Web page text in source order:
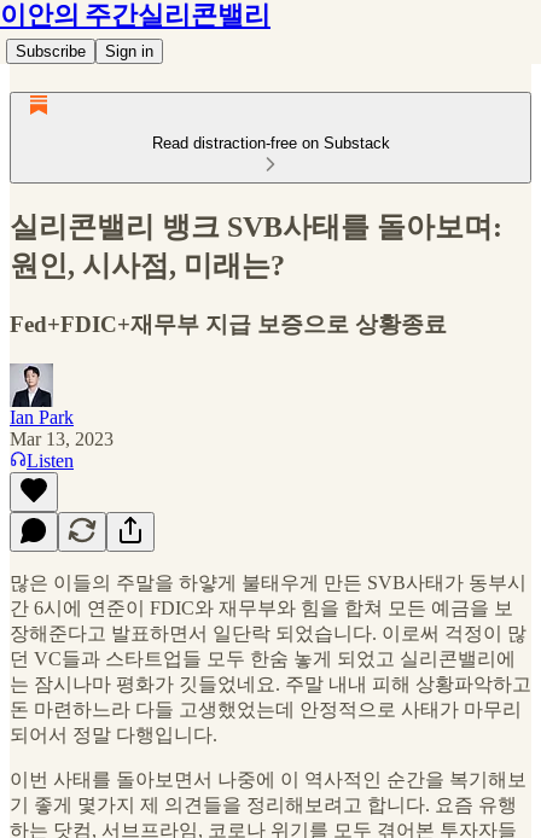
이안의 주간실리콘밸리
Subscribe Sign in
Read distraction-free on Substack
실리콘밸리 뱅크 SVB사태를 돌아보며:
원인, 시사점, 미래는?
Fed+FDIC+재무부 지급 보증으로 상황종료
Ian Park
Mar 13, 2023
Listen
많은 이들의 주말을 하얗게 불태우게 만든 SVB사태가 동부시
간 6시에 연준이 FDIC와 재무부와 힘을 합쳐 모든 예금을 보
장해준다고 발표하면서 일단락 되었습니다. 이로써 걱정이 많
던 VC들과 스타트업들 모두 한숨 놓게 되었고 실리콘밸리에
는 잠시나마 평화가 깃들었네요. 주말 내내 피해 상황파악하고
돈 마련하느라 다들 고생했었는데 안정적으로 사태가 마무리
되어서 정말 다행입니다.
이번 사태를 돌아보면서 나중에 이 역사적인 순간을 복기해보
기 좋게 몇가지 제 의견들을 정리해보려고 합니다. 요즘 유행
하는 닷컴, 서브프라임, 코로나 위기를 모두 겪어본 투자자들